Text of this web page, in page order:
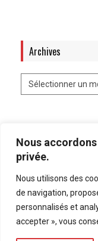
Nous
privée.
Nous utilisons des
de navigation,
personnalisés et
accepter », vous
Archives
Mentions légales
Bluesky
LinkedIn
Twitter